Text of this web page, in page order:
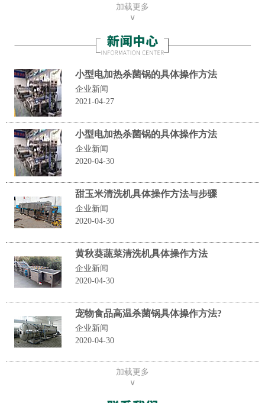
加载更多
∨
小型电加热杀菌锅的具体操作方法
企业新闻
2021-04-27
小型电加热杀菌锅的具体操作方法
企业新闻
2020-04-30
甜玉米清洗机具体操作方法与步骤
企业新闻
2020-04-30
黄秋葵蔬菜清洗机具体操作方法
企业新闻
2020-04-30
宠物食品高温杀菌锅具体操作方法?
企业新闻
2020-04-30
加载更多
∨